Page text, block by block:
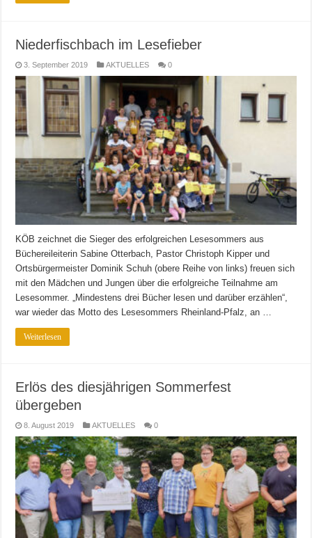
Niederfischbach im Lesefieber
3. September 2019 AKTUELLES 0
KÖB zeichnet die Sieger des erfolgreichen Lesesommers aus
Büchereileiterin Sabine Otterbach, Pastor Christoph Kipper und
Ortsbürgermeister Dominik Schuh (obere Reihe von links) freuen sich
mit den Mädchen und Jungen über die erfolgreiche Teilnahme am
Lesesommer. „Mindestens drei Bücher lesen und darüber erzählen“,
war wieder das Motto des Lesesommers Rheinland-Pfalz, an …
Weiterlesen
Erlös des diesjährigen Sommerfest
übergeben
8. August 2019 AKTUELLES 0